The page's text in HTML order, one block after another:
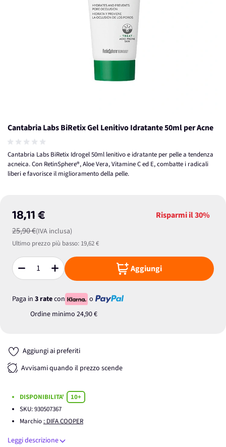
Cantabria Labs BiRetix Gel Lenitivo Idratante 50ml per Acne
Cantabria Labs BiRetix Idrogel 50ml lenitivo e idratante per pelle a tendenza
acneica. Con RetinSphere®, Aloe Vera, Vitamine C ed E, combatte i radicali
liberi e favorisce il miglioramento della pelle.
18,11 €
25,90 €(IVA inclusa)
Risparmi il30%
Ultimo prezzo più basso: 19,62 €
Quantità Aggiungi
Paga in 3 ratecon
o
Ordine minimo 24,90 €
Aggiungi ai preferiti
Avvisami quando il prezzo scende
DISPONIBILITA'
10+
SKU:930507367
Marchio : DIFA COOPER
Leggi descrizione